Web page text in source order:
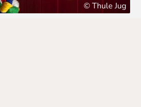
© Thule Jug